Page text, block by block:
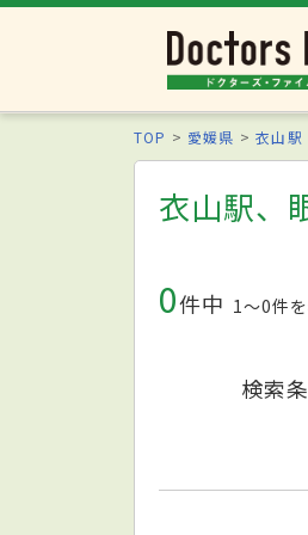
TOP 愛媛県 衣山駅
衣山駅、
0件中 1〜0件
検索